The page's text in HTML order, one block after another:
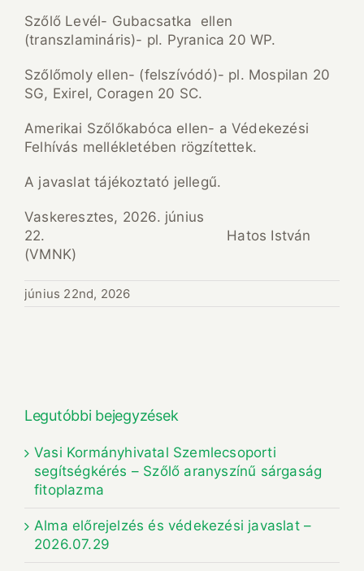
Szőlő Levél- Gubacsatka ellen
(transzlamináris)- pl. Pyranica 20 WP.
Szőlőmoly ellen- (felszívódó)- pl. Mospilan 20
SG, Exirel, Coragen 20 SC.
Amerikai Szőlőkabóca ellen- a Védekezési
Felhívás mellékletében rögzítettek.
A javaslat tájékoztató jellegű.
Vaskeresztes, 2026. június
22. Hatos István
(VMNK)
június 22nd, 2026
Legutóbbi bejegyzések
Vasi Kormányhivatal Szemlecsoporti
segítségkérés – Szőlő aranyszínű sárgaság
fitoplazma
Alma előrejelzés és védekezési javaslat –
2026.07.29